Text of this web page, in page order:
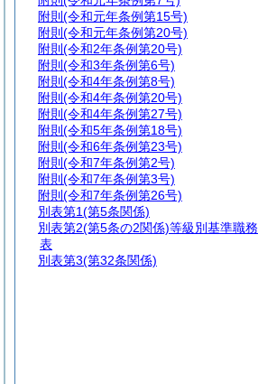
附則 (令和元年条例第15号)
附則 (令和元年条例第20号)
附則 (令和2年条例第20号)
附則 (令和3年条例第6号)
附則 (令和4年条例第8号)
附則 (令和4年条例第20号)
附則 (令和4年条例第27号)
附則 (令和5年条例第18号)
附則 (令和6年条例第23号)
附則 (令和7年条例第2号)
附則 (令和7年条例第3号)
附則 (令和7年条例第26号)
別表第1(第5条関係)
別表第2(第5条の2関係)等級別基準職務
表
別表第3(第32条関係)